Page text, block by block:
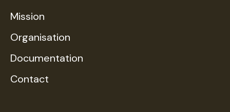
Mission
Organisation
Documentation
Contact